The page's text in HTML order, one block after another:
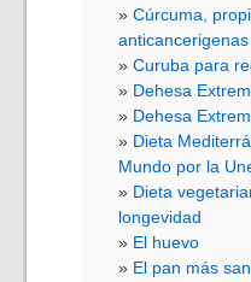
Cúrcuma,
anticancerigenas
Curuba para
Dehesa
Dehesa
Dieta
Mundo por la
Dieta
longevidad
El huevo
El pan más